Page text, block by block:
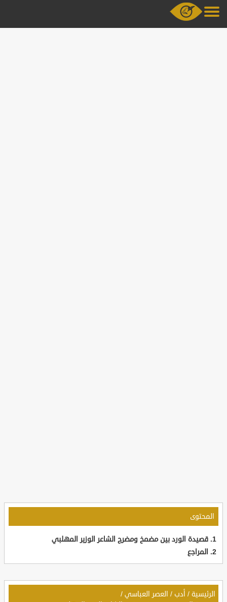
المحتوى
قصيدة الورد بين مضمخ ومضرج الشاعر الوزير المهلبي
المراجع
الرئيسية / أدب / العصر العباسي /